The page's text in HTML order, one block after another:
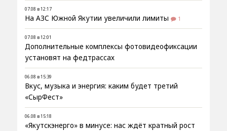
07.08 в 12:17
На АЗС Южной Якутии увеличили лимиты 1
07.08 в 12:01
Дополнительные комплексы фотовидеофиксации
установят на федтрассах
06.08 в 15:39
Вкус, музыка и энергия: каким будет третий
«СырФест»
06.08 в 15:18
«Якутскэнерго» в минусе: нас ждёт кратный рост